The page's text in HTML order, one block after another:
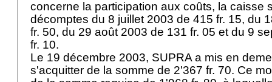
concerne la participation aux coûts, la caisse
décomptes du 8 juillet 2003 de 415 fr. 15, du
fr. 50, du 29 août 2003 de 131 fr. 05 et du 9
fr. 10.
Le 19 décembre 2003, SUPRA a mis en
s'acquitter de la somme de 2'367 fr. 70. Ce